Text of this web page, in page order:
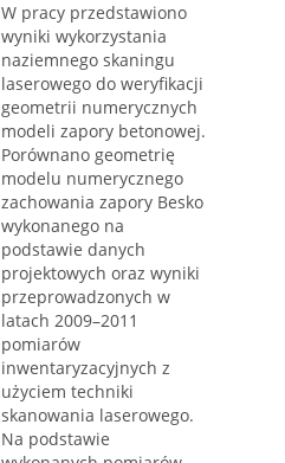
W pracy przedstawiono
wyniki wykorzystania
naziemnego skaningu
laserowego do weryfikacji
geometrii numerycznych
modeli zapory betonowej.
Porównano geometrię
modelu numerycznego
zachowania zapory Besko
wykonanego na
podstawie danych
projektowych oraz wyniki
przeprowadzonych w
latach 2009–2011
pomiarów
inwentaryzacyjnych z
użyciem techniki
skanowania laserowego.
Na podstawie